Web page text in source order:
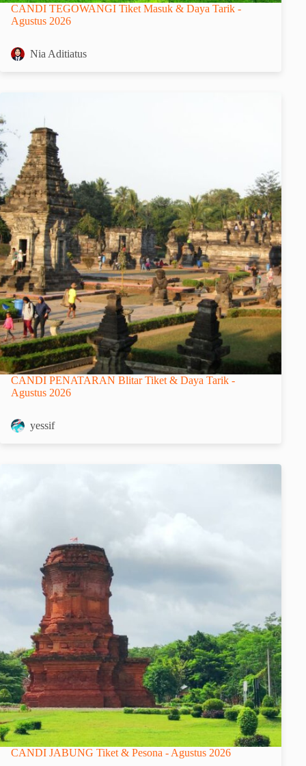
CANDI TEGOWANGI Tiket Masuk & Daya Tarik -
Agustus 2026
Nia Aditiatus
CANDI PENATARAN Blitar Tiket & Daya Tarik -
Agustus 2026
yessif
CANDI JABUNG Tiket & Pesona - Agustus 2026